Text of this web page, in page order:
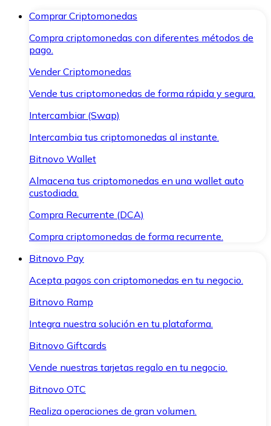
Comprar Criptomonedas
Compra criptomonedas con diferentes métodos de
pago.
Vender Criptomonedas
Vende tus criptomonedas de forma rápida y segura.
Intercambiar (Swap)
Intercambia tus criptomonedas al instante.
Bitnovo Wallet
Almacena tus criptomonedas en una wallet auto
custodiada.
Compra Recurrente (DCA)
Compra criptomonedas de forma recurrente.
Bitnovo Pay
Acepta pagos con criptomonedas en tu negocio.
Bitnovo Ramp
Integra nuestra solución en tu plataforma.
Bitnovo Giftcards
Vende nuestras tarjetas regalo en tu negocio.
Bitnovo OTC
Realiza operaciones de gran volumen.